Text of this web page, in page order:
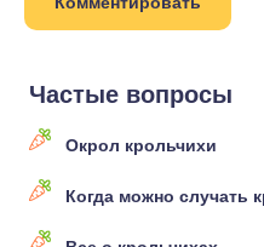
Частые вопросы
Окрол крольчихи
Когда можно случать